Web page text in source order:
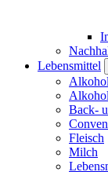
Lebensmittel
Back-
Fleisch
Milch